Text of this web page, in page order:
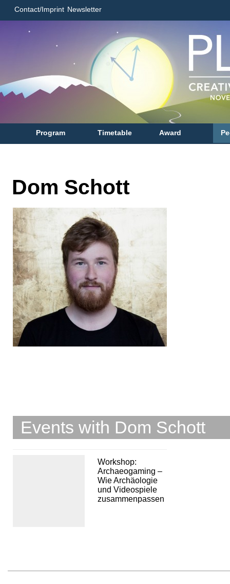
Contact/Imprint Newsletter
Program Timetable Award
Dom Schott
Events with Dom Schott
Workshop:
Archaeogaming –
Wie Archäologie
und Videospiele
zusammenpassen